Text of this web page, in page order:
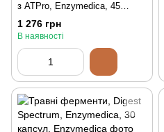
з ATPro, Enzymedica, 45
капсул, 45 шт
1 276 грн
В наявності